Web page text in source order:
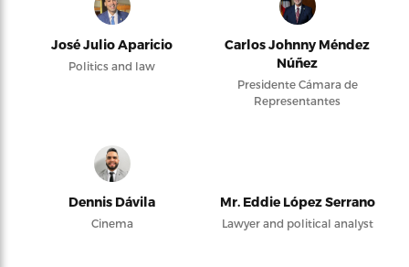
José Julio Aparicio
Politics and law
Carlos Johnny Méndez
Núñez
Presidente Cámara de
Representantes
Dennis Dávila
Cinema
Mr. Eddie López Serrano
Lawyer and political analyst